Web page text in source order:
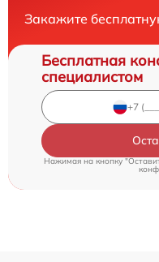
Закажите
Бесплатная
специалистом
Нажимая на кнопку